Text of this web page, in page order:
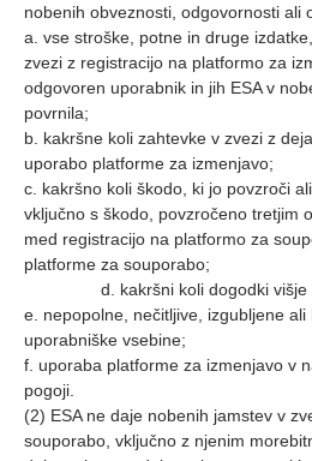
nobenih obveznosti, odgovornosti ali
a. vse stroške, potne in druge
zvezi z registracijo na platformo za
odgovoren uporabnik in jih ESA v
povrnila;
b. kakršne koli zahtevke v zvezi z
uporabo platforme za izmenjavo;
c. kakršno koli škodo, ki jo povzroči
vključno s škodo, povzročeno tretjim
med registracijo na platformo za
platforme za souporabo;
d. kakršni koli dogodki višje
e. nepopolne, nečitljive, izgubljene
uporabniške vsebine;
f. uporaba platforme za izmenjavo v
pogoji.
(2) ESA ne daje nobenih jamstev v
souporabo, vključno z njenim